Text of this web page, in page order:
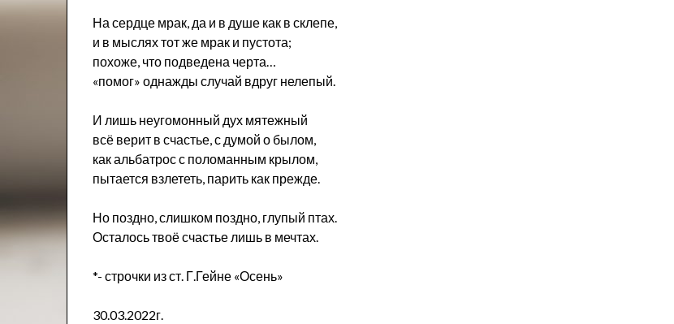
На сердце мрак, да и в душе как в склепе,
и в мыслях тот же мрак и пустота;
похоже, что подведена черта…
«помог» однажды случай вдруг нелепый.
И лишь неугомонный дух мятежный
всё верит в счастье, с думой о былом,
как альбатрос с поломанным крылом,
пытается взлететь, парить как прежде.
Но поздно, слишком поздно, глупый птах.
Осталось твоё счастье лишь в мечтах.
*- строчки из ст. Г.Гейне «Осень»
30.03.2022г.